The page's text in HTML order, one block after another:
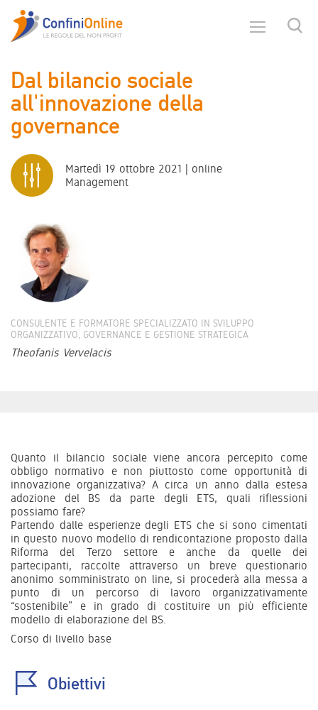
Dal bilancio sociale
all'innovazione della
governance
Martedì 19 ottobre 2021 | online
Management
CONSULENTE E FORMATORE SPECIALIZZATO IN SVILUPPO
ORGANIZZATIVO, GOVERNANCE E GESTIONE STRATEGICA
Theofanis Vervelacis
Quanto il bilancio sociale viene ancora percepito come
obbligo normativo e non piuttosto come opportunità di
innovazione organizzativa? A circa un anno dalla estesa
adozione del BS da parte degli ETS, quali riflessioni
possiamo fare?
Partendo dalle esperienze degli ETS che si sono cimentati
in questo nuovo modello di rendicontazione proposto dalla
Riforma del Terzo settore e anche da quelle dei
partecipanti, raccolte attraverso un breve questionario
anonimo somministrato on line, si procederà alla messa a
punto di un percorso di lavoro organizzativamente
“sostenibile” e in grado di costituire un più efficiente
modello di elaborazione del BS.
Corso di livello base
Obiettivi